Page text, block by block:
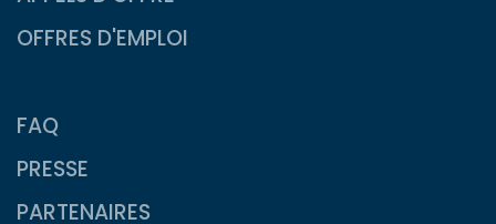
OFFRES D'EMPLOI
FAQ
PRESSE
PARTENAIRES